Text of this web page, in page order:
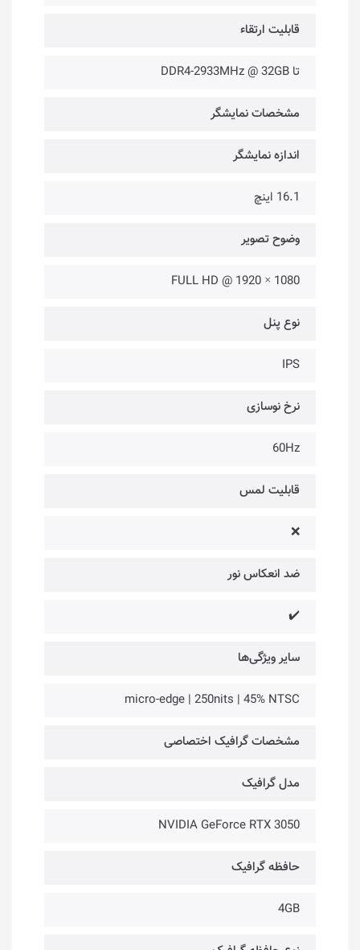
قابلیت ارتقاء
تا DDR4-2933MHz @ 32GB
مشخصات نمایشگر
اندازه نمایشگر
16.1 اینچ
وضوح تصویر
1080 × 1920 @ FULL HD
نوع پنل
IPS
نرخ نوسازی
60Hz
قابلیت لمس
❌
ضد انعکاس نور
✔️
سایر ویژگی‌ها
micro-edge | 250nits | 45% NTSC
مشخصات گرافیک اختصاصی
مدل گرافیک
NVIDIA GeForce RTX 3050
حافظه گرافیک
4GB